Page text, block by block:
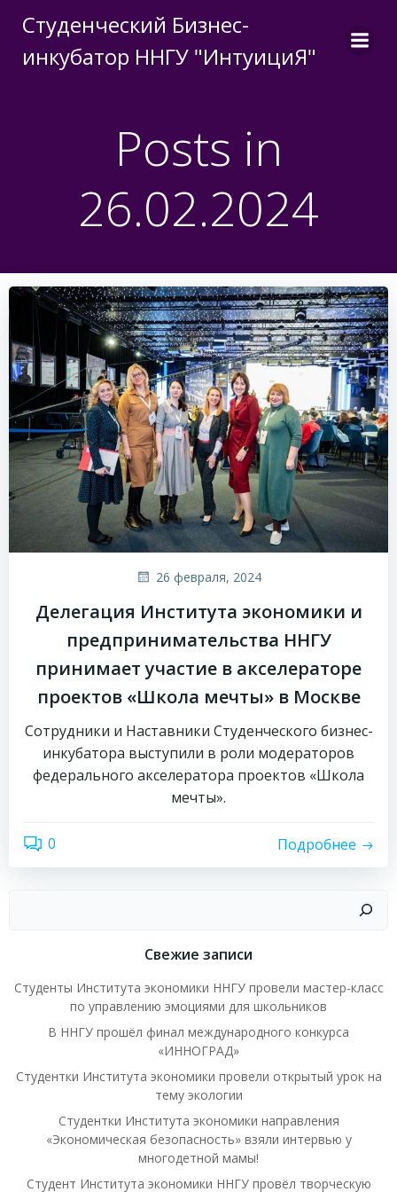
к
содержимому
Студенческий Бизнес-
инкубатор ННГУ "ИнтуициЯ"
Posts in
26.02.2024
26 февраля, 2024
Делегация Института экономики и
предпринимательства ННГУ
принимает участие в акселераторе
проектов «Школа мечты» в Москве
Сотрудники и Наставники Студенческого бизнес-
инкубатора выступили в роли модераторов
федерального акселератора проектов «Школа
мечты».
0 Подробнее
Свежие записи
Студенты Института экономики ННГУ провели мастер-класс
по управлению эмоциями для школьников
В ННГУ прошёл финал международного конкурса
«ИННОГРАД»
Студентки Института экономики провели открытый урок на
тему экологии
Студентки Института экономики направления
«Экономическая безопасность» взяли интервью у
многодетной мамы!
Студент Института экономики ННГУ провёл творческую